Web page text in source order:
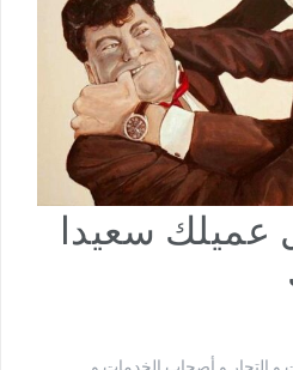
عميلك سعيدا